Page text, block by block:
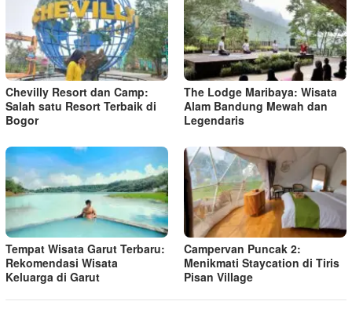
Chevilly Resort dan Camp:
Salah satu Resort Terbaik di
Bogor
The Lodge Maribaya: Wisata
Alam Bandung Mewah dan
Legendaris
Tempat Wisata Garut Terbaru:
Rekomendasi Wisata
Keluarga di Garut
Campervan Puncak 2:
Menikmati Staycation di Tiris
Pisan Village